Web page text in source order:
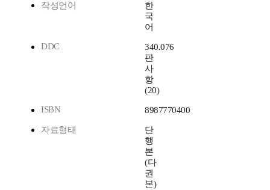
작성언어
한
국
어
DDC
340.076
판
사
항
(20)
ISBN
8987770400
자료형태
단
행
본
(다
권
본)